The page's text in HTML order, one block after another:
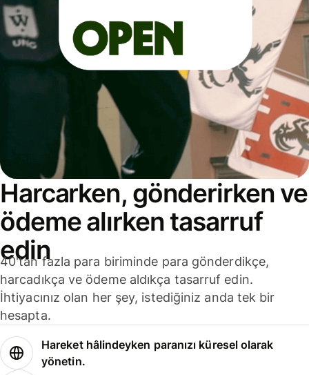
Harcarken, gönderirken ve
ödeme alırken tasarruf
edin
40'tan fazla para biriminde para gönderdikçe,
harcadıkça ve ödeme aldıkça tasarruf edin.
İhtiyacınız olan her şey, istediğiniz anda tek bir
hesapta.
Hareket hâlindeyken paranızı küresel olarak
yönetin.